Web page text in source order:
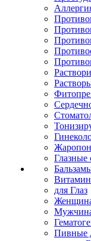
Глазные
для Глаз
Пивные